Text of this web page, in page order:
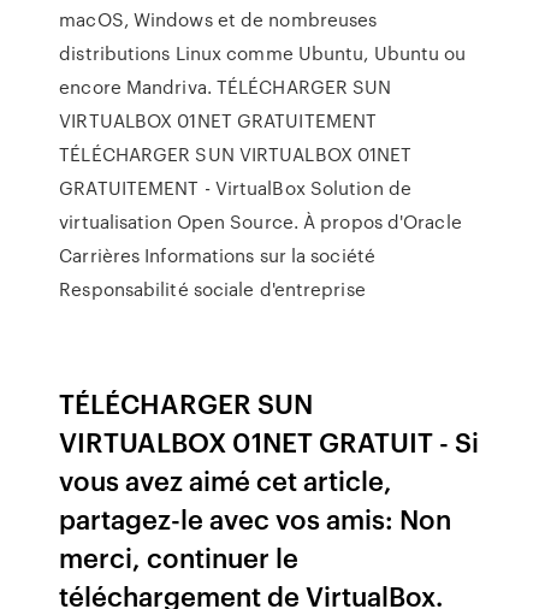
macOS, Windows et de nombreuses
distributions Linux comme Ubuntu, Ubuntu ou
encore Mandriva. TÉLÉCHARGER SUN
VIRTUALBOX 01NET GRATUITEMENT
TÉLÉCHARGER SUN VIRTUALBOX 01NET
GRATUITEMENT - VirtualBox Solution de
virtualisation Open Source. À propos d'Oracle
Carrières Informations sur la société
Responsabilité sociale d'entreprise
TÉLÉCHARGER SUN
VIRTUALBOX 01NET GRATUIT - Si
vous avez aimé cet article,
partagez-le avec vos amis: Non
merci, continuer le
téléchargement de VirtualBox.